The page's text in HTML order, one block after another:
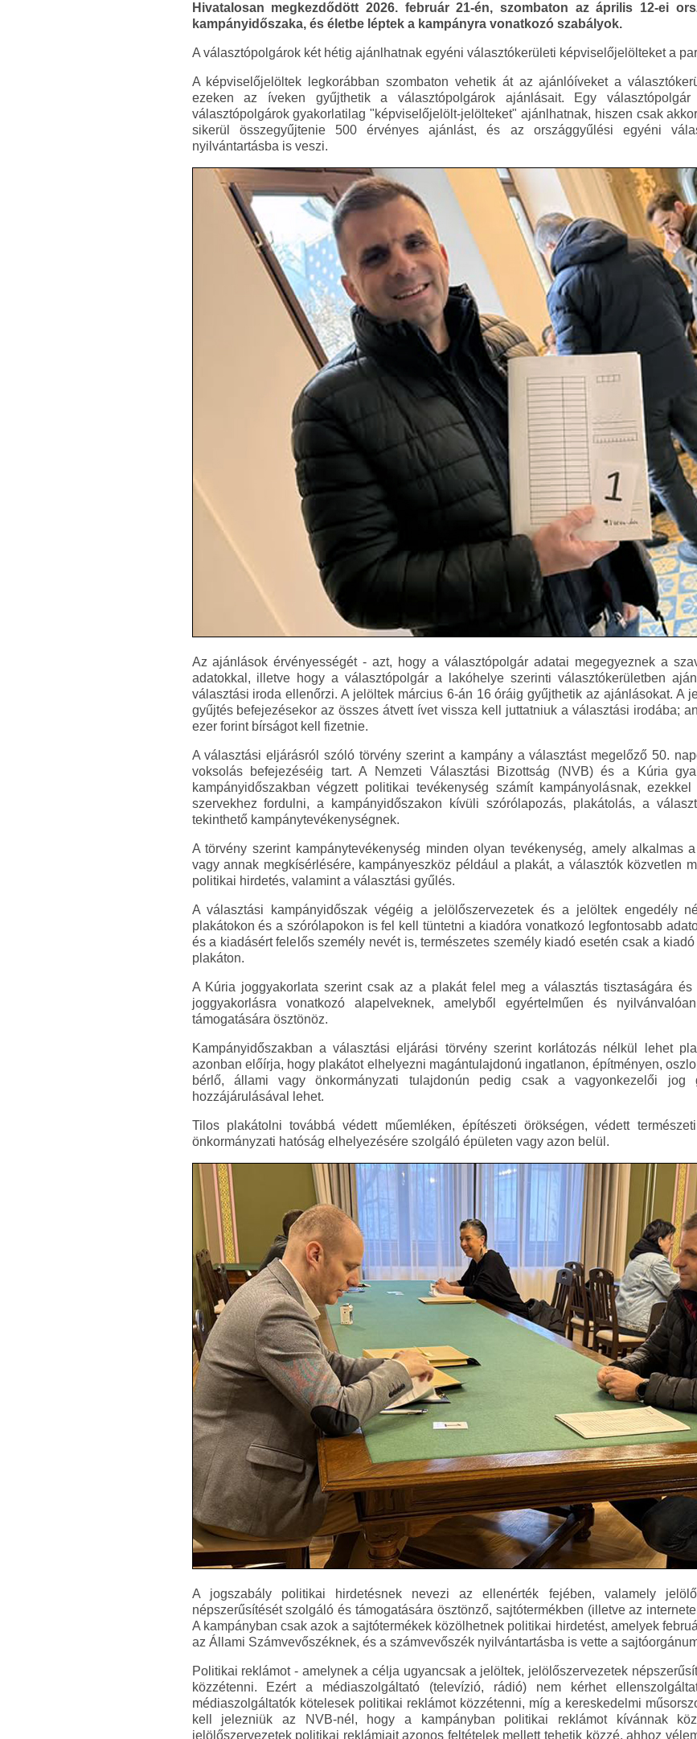
Hivatalosan megkezdődött 2026. február 21-én, szombaton az április 12-ei
kampányidőszaka, és életbe léptek a kampányra vonatkozó szabályok.
A választópolgárok két hétig ajánlhatnak egyéni választókerületi képviselőjelölteket a
A képviselőjelöltek legkorábban szombaton vehetik át az ajánlóíveket a
ezeken az íveken gyűjthetik a választópolgárok ajánlásait. Egy
választópolgárok gyakorlatilag "képviselőjelölt-jelölteket" ajánlhatnak, hiszen csak
sikerül összegyűjtenie 500 érvényes ajánlást, és az országgyűlési egyéni
nyilvántartásba is veszi.
Az ajánlások érvényességét - azt, hogy a választópolgár adatai megegyeznek a
adatokkal, illetve hogy a választópolgár a lakóhelye szerinti választókerületben
választási iroda ellenőrzi. A jelöltek március 6-án 16 óráig gyűjthetik az ajánlásokat. A
gyűjtés befejezésekor az összes átvett ívet vissza kell juttatniuk a választási irodába;
ezer forint bírságot kell fizetnie.
A választási eljárásról szóló törvény szerint a kampány a választást megelőző 50.
voksolás befejezéséig tart. A Nemzeti Választási Bizottság (NVB) és a Kúria
kampányidőszakban végzett politikai tevékenység számít kampányolásnak,
szervekhez fordulni, a kampányidőszakon kívüli szórólapozás, plakátolás, a
tekinthető kampánytevékenységnek.
A törvény szerint kampánytevékenység minden olyan tevékenység, amely alkalmas
vagy annak megkísérlésére, kampányeszköz például a plakát, a választók közvetlen
politikai hirdetés, valamint a választási gyűlés.
A választási kampányidőszak végéig a jelölőszervezetek és a jelöltek engedély
plakátokon és a szórólapokon is fel kell tüntetni a kiadóra vonatkozó legfontosabb
és a kiadásért felelős személy nevét is, természetes személy kiadó esetén csak a
plakáton.
A Kúria joggyakorlata szerint csak az a plakát felel meg a választás tisztaságára és
joggyakorlásra vonatkozó alapelveknek, amelyből egyértelműen és
támogatására ösztönöz.
Kampányidőszakban a választási eljárási törvény szerint korlátozás nélkül lehet
azonban előírja, hogy plakátot elhelyezni magántulajdonú ingatlanon, építményen,
bérlő, állami vagy önkormányzati tulajdonún pedig csak a vagyonkezelői jog
hozzájárulásával lehet.
Tilos plakátolni továbbá védett műemléken, építészeti örökségen, védett
önkormányzati hatóság elhelyezésére szolgáló épületen vagy azon belül.
A jogszabály politikai hirdetésnek nevezi az ellenérték fejében, valamely
népszerűsítését szolgáló és támogatására ösztönző, sajtótermékben (illetve az
A kampányban csak azok a sajtótermékek közölhetnek politikai hirdetést, amelyek
az Állami Számvevőszéknek, és a számvevőszék nyilvántartásba is vette a
Politikai reklámot - amelynek a célja ugyancsak a jelöltek, jelölőszervezetek
közzétenni. Ezért a médiaszolgáltató (televízió, rádió) nem kérhet
médiaszolgáltatók kötelesek politikai reklámot közzétenni, míg a kereskedelmi
kell jelezniük az NVB-nél, hogy a kampányban politikai reklámot kívánnak
jelölőszervezetek politikai reklámjait azonos feltételek mellett tehetik közzé, ahhoz